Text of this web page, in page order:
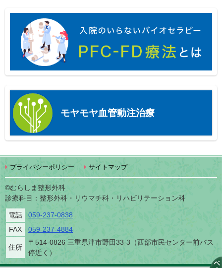
モヤモヤ血管動注治療
プライバシーポリシー サイトマップ
©むらしま整形外科
診療科目：整形外科・リウマチ科・リハビリテーション科
電話
059-237-0838
FAX
059-237-4884
住所
〒514-0826 三重県津市野田33-3（西部市民センター前バス
停近く）